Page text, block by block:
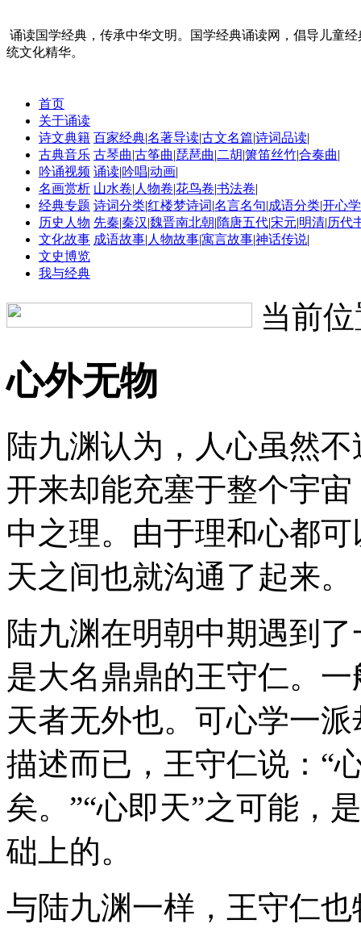
诵读国学经典，传承中华文明。国学经典诵读网，倡导儿童
统文化精华。
首页
关于诵读
诗文典籍 百家经典|名著导读|古文名篇|诗词品读|
古典音乐 古琴曲|古筝曲|琵琶曲|二胡|箫笛丝竹|合奏曲|
吟诵视频 诵读|吟唱|动画|
名画赏析 山水卷| 人物卷|花鸟卷|书法卷|
经典专题 诗词分类|红楼梦诗词|名言名句|成语分类|开心
历史人物 先秦|秦汉|魏晋南北朝|隋唐五代|宋元|明清|历代
文化故事 成语故事| 人物故事|寓言故事|神话传说|
文史博览
我与经典
当前
心外无物
陆九渊认为，人心虽然
开来却能充塞于整个宇
中之理。由于理和心都
天之间也就沟通了起来。
陆九渊在明朝中期遇到
是大名鼎鼎的王守仁。
天者无外也。可心学一
描述而已，王守仁说：“
矣。”“心即天”之可能，
础上的。
与陆九渊一样，王守仁